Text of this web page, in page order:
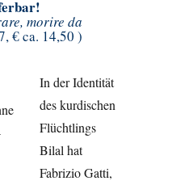
morire da
€ ca. 14,50 )
In der Identität
des kurdischen
Flüchtlings
Bilal hat
Fabrizio Gatti,